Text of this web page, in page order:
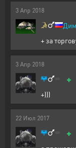
3 Апр 2018
+ за
3 Апр 2018
+
+)))
22 Июл 2017
+